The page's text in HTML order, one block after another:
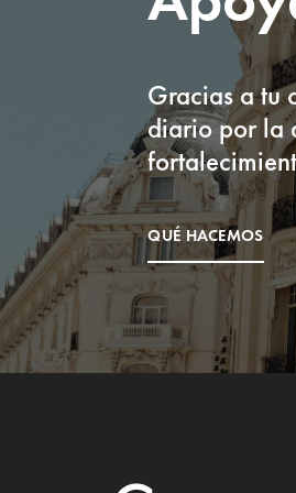
Gracias a tu
diario por la
QUÉ HACEMOS